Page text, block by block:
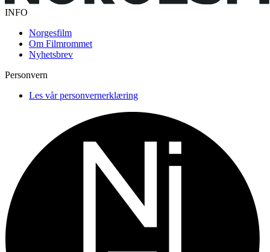
INFO
Norgesfilm
Om Filmrommet
Nyhetsbrev
Personvern
Les vår personvernerklæring